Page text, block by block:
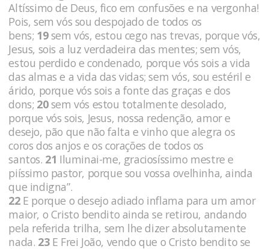
Altíssimo de Deus, fico em confusões e na vergonha!
Pois, sem vós sou despojado de todos os
bens; 19sem vós, estou cego nas trevas, porque vós,
Jesus, sois a luz verdadeira das mentes; sem vós,
estou perdido e condenado, porque vós sois a vida
das almas e a vida das vidas; sem vós, sou estéril e
árido, porque vós sois a fonte das gra­ças e dos
dons; 20sem vós estou totalmente desolado,
porque vós sois, Jesus, nossa redenção, amor e
desejo, pão que não falta e vi­nho que alegra os
coros dos anjos e os corações de todos os
santos. 21 Iluminai-me, graciosíssimo mestre e
piíssimo pastor, porque sou vossa ovelhinha, ainda
que indigna”.
22E porque o desejo adiado inflama para um amor
maior, o Cristo bendito ainda se retirou, andando
pela referida trilha, sem lhe dizer absolutamente
nada. 23E Frei João, vendo que o Cris­to bendito se